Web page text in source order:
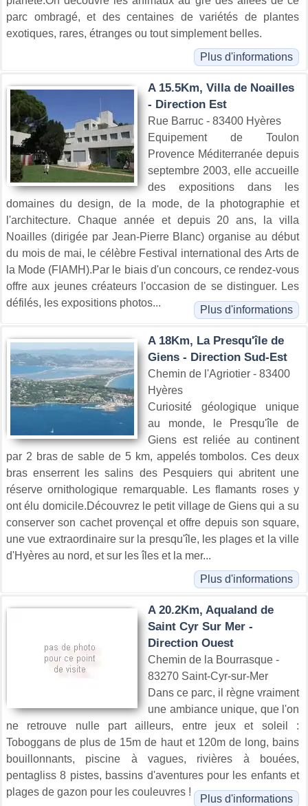
parc ombragé, et des centaines de variétés de plantes
exotiques, rares, étranges ou tout simplement belles.
Plus d'informations
A 15.5Km, Villa de Noailles
- Direction Est
Rue Barruc - 83400 Hyères
Equipement de Toulon
Provence Méditerranée depuis
septembre 2003, elle accueille
des expositions dans les
domaines du design, de la mode, de la photographie et
l'architecture. Chaque année et depuis 20 ans, la villa
Noailles (dirigée par Jean-Pierre Blanc) organise au début
du mois de mai, le célèbre Festival international des Arts de
la Mode (FIAMH).Par le biais d'un concours, ce rendez-vous
offre aux jeunes créateurs l'occasion de se distinguer. Les
défilés, les expositions photos...
Plus d'informations
A 18Km, La Presqu'île de
Giens - Direction Sud-Est
Chemin de l'Agriotier - 83400
Hyères
Curiosité géologique unique
au monde, le Presqu'île de
Giens est reliée au continent
par 2 bras de sable de 5 km, appelés tombolos. Ces deux
bras enserrent les salins des Pesquiers qui abritent une
réserve ornithologique remarquable. Les flamants roses y
ont élu domicile.Découvrez le petit village de Giens qui a su
conserver son cachet provençal et offre depuis son square,
une vue extraordinaire sur la presqu'île, les plages et la ville
d'Hyères au nord, et sur les îles et la mer...
Plus d'informations
A 20.2Km, Aqualand de
Saint Cyr Sur Mer -
Direction Ouest
Chemin de la Bourrasque -
83270 Saint-Cyr-sur-Mer
Dans ce parc, il règne vraiment
une ambiance unique, que l'on
ne retrouve nulle part ailleurs, entre jeux et soleil :
Toboggans de plus de 15m de haut et 120m de long, bains
bouillonnants, piscine à vagues, rivières à bouées,
pentagliss 8 pistes, bassins d'aventures pour les enfants et
plages de gazon pour les couleuvres !
Plus d'informations